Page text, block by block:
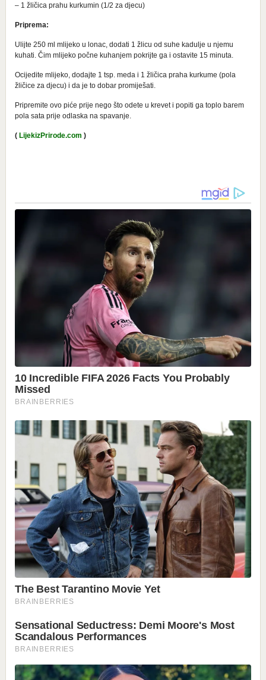
– 1 žličica prahu kurkumin (1/2 za djecu)
Priprema:
Ulijte 250 ml mlijeko u lonac, dodati 1 žlicu od suhe kadulje u njemu
kuhati. Čim mlijeko počne kuhanjem pokrijte ga i ostavite 15 minuta.
Ocijedite mlijeko, dodajte 1 tsp. meda i 1 žličica praha kurkume (pola
žličice za djecu) i da je to dobar promiješati.
Pripremite ovo piće prije nego što odete u krevet i popiti ga toplo barem
pola sata prije odlaska na spavanje.
( LijekizPrirode.com )